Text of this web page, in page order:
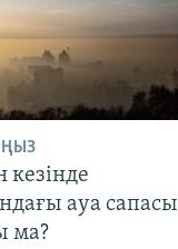
кезінде
ауа сапасы
ма?